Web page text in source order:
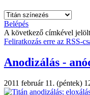
Belépés
A következő címkével
Feliratkozás erre az RSS-
Anodizálás -
2011 február 11. (péntek)